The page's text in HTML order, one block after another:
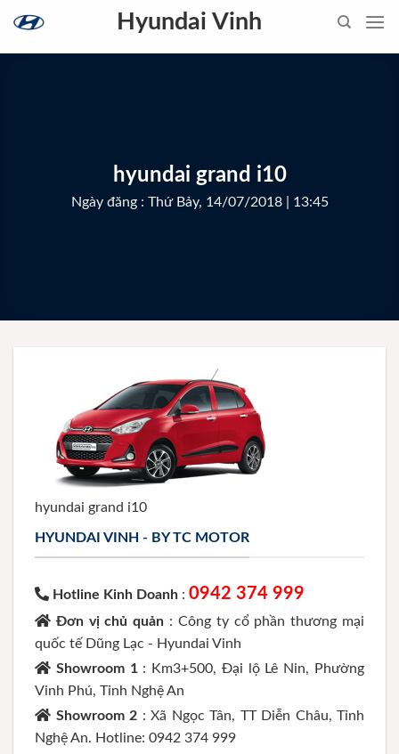
content
Hyundai Vinh
hyundai grand i10
Ngày đăng : Thứ Bảy, 14/07/2018 | 13:45
hyundai grand i10
HYUNDAI VINH - BY TC MOTOR
Hotline Kinh Doanh : 0942 374 999
Đơn vị chủ quản : Công ty cổ phần thương mại
quốc tế Dũng Lạc - Hyundai Vinh
Showroom 1 : Km3+500, Đại lộ Lê Nin, Phường
Vinh Phú, Tỉnh Nghệ An
Showroom 2 : Xã Ngọc Tân, TT Diễn Châu, Tỉnh
Nghệ An. Hotline: 0942 374 999